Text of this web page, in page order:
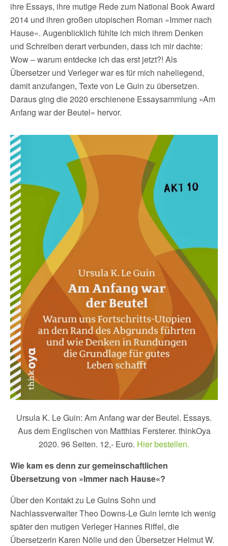
ihre Essays, ihre mutige Rede zum National Book Award
2014 und ihren großen utopischen Roman »Immer nach
Hause«. Augenblicklich fühlte ich mich ihrem Denken
und Schreiben derart verbunden, dass ich mir dachte:
Wow – warum entdecke ich das erst jetzt?! Als
Übersetzer und Verleger war es für mich naheliegend,
damit anzufangen, Texte von Le Guin zu übersetzen.
Daraus ging die 2020 erschienene Essaysammlung »Am
Anfang war der Beutel« hervor.
Ursula K. Le Guin: Am Anfang war der Beutel. Essays.
Aus dem Englischen von Matthias Fersterer. thinkOya
2020. 96 Seiten. 12,- Euro. Hier bestellen.
Wie kam es denn zur gemeinschaftlichen
Übersetzung von »Immer nach Hause«?
Über den Kontakt zu Le Guins Sohn und
Nachlassverwalter Theo Downs-Le Guin lernte ich wenig
später den mutigen Verleger Hannes Riffel, die
Übersetzerin Karen Nölle und den Übersetzer Helmut W.